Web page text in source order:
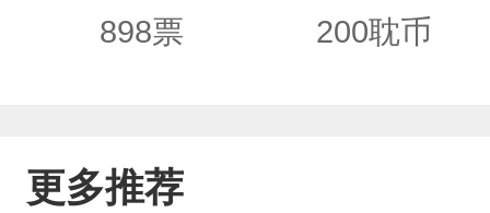
898票 200耽币
更多推荐